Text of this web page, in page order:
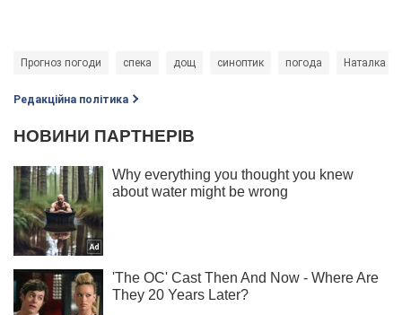
Прогноз погоди спека дощ синоптик погода Наталка
Редакційна політика